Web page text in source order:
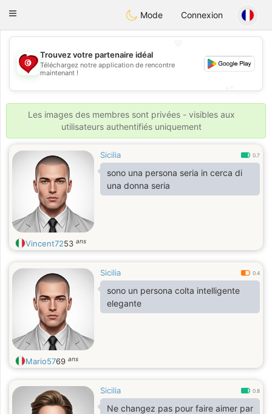
Tunisia Dating
Toggle
Mode Connexion
💖
💕
Trouvez votre partenaire idéal
Téléchargez notre application de rencontre
maintenant !
Les images des membres sont privées - visibles aux
utilisateurs authentifiés uniquement
Sicilia 0.7
sono una persona seria in cerca di
una donna seria
Vincent7253 ans
Sicilia 0.4
sono un persona colta intelligente
elegante
Mario5769 ans
Sicilia 0.8
Ne changez pas pour faire aimer par